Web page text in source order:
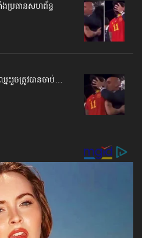
ងប្រធានសហព័ន្ធ​
ះរួច​ត្រូវបានចាប់…